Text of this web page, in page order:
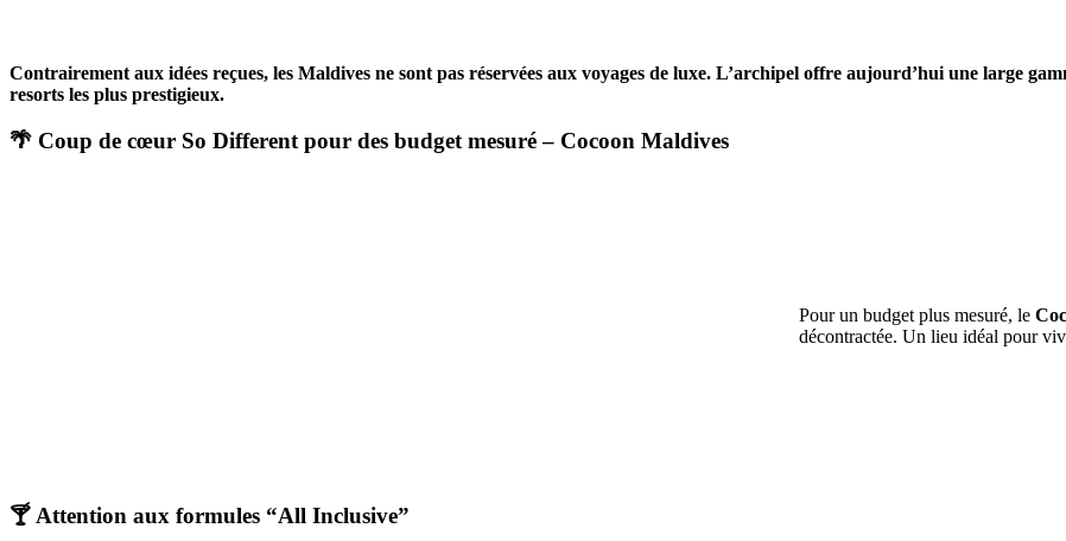
Contrairement aux idées reçues, les Maldives ne sont pas réservées aux voyages de luxe. L’archipel offre aujourd’hui une large
resorts les plus prestigieux.
🌴 Coup de cœur So Different pour des budget mesuré – Cocoon Maldives
Pour un budget plus mesuré, le
décontractée. Un lieu idéal pour
🍸 Attention aux formules “All Inclusive”